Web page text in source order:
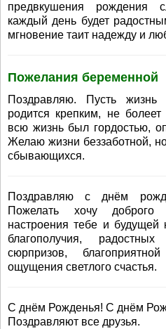
предвкушения рождения
каждый день будет
мгновение таит надежду и
Пожелания беременной
Поздравляю. Пусть
родится крепким, не
всю жизнь был гордостью,
Желаю жизни беззаботной,
сбывающихся.
Поздравляю с днём
Пожелать хочу доброго
настроения тебе и будущей
благополучия,
сюрпризов,
ощущения светлого счастья.
С днём Рожденья! С днём
Поздравляют все друзья.